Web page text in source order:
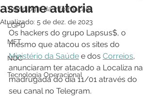
Tecnologia da Informação
LGPD
MFT
NOC
Tecnologia Operacional
assume autoria
Atualizado: 5 de dez. de 2023
Os hackers do grupo Lapsus$, o
mesmo que atacou os sites do
Ministério da Saúde e dos Correios,
anunciaram ter atacado a Localiza na
madrugada do dia 11/01 através do
seu canal no Telegram.